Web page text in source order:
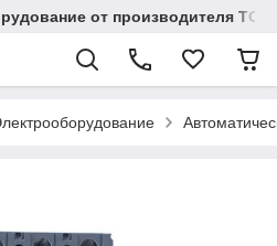
от производителя TOO